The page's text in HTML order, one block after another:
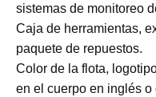
sistemas de monitoreo
Caja de herramientas,
paquete de repuestos.
Color de la flota,
en el cuerpo en inglés o